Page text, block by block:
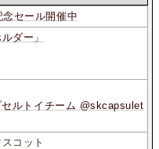
セール開催中
ダー」
ルトイチーム @skcapsulet
コット